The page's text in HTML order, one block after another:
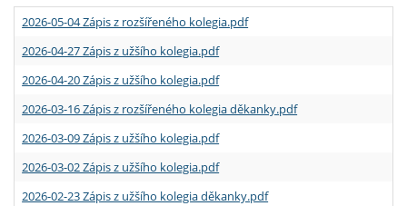
2026-05-04 Zápis z rozšířeného kolegia.pdf
2026-04-27 Zápis z užšího kolegia.pdf
2026-04-20 Zápis z užšího kolegia.pdf
2026-03-16 Zápis z rozšířeného kolegia děkanky.pdf
2026-03-09 Zápis z užšího kolegia.pdf
2026-03-02 Zápis z užšího kolegia.pdf
2026-02-23 Zápis z užšího kolegia děkanky.pdf